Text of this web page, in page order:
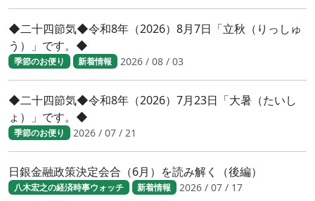
◆二十四節気◆令和8年（2026）8月7日「立秋（りっしゅ
う）」です。◆
季節のお便り 新着情報 2026 / 08 / 03
◆二十四節気◆令和8年（2026）7月23日「大暑（たいし
ょ）」です。◆
季節のお便り 2026 / 07 / 21
日銀金融政策決定会合（6月）を読み解く（後編）
八木宏之の経済時事ウォッチ 新着情報 2026 / 07 / 17